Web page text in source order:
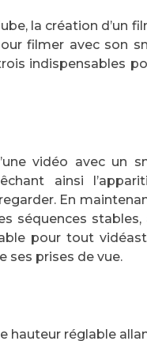
la création d’un
filmer avec son
indispensables
vidéo avec un
ainsi
En
séquences
pour tout
ses prises de vue.
réglable